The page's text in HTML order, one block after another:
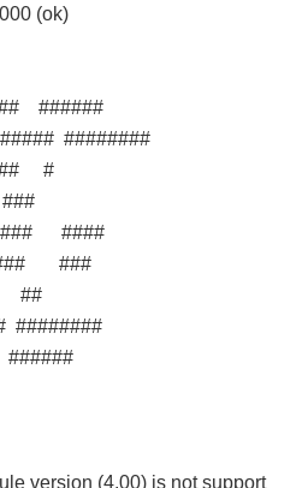
(ok)
######
########
#
####
###
##
version (4.00) is not support